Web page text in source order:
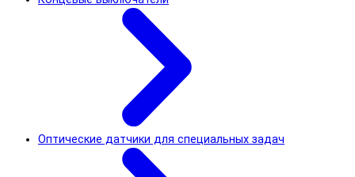
Оптические датчики для специальных задач